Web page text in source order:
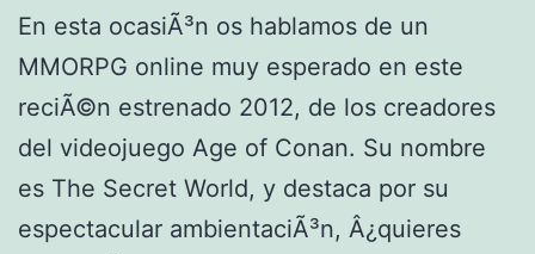
En esta ocasiÃ³n os hablamos de un
MMORPG online muy esperado en este
reciÃ©n estrenado 2012, de los creadores
del videojuego Age of Conan. Su nombre
es The Secret World, y destaca por su
espectacular ambientaciÃ³n, Â¿quieres